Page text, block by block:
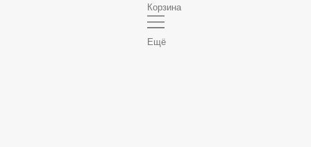
Корзина
Ещё